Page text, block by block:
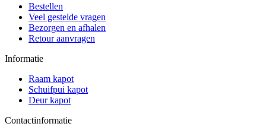
Bestellen
Veel gestelde vragen
Bezorgen en afhalen
Retour aanvragen
Informatie
Raam kapot
Schuifpui kapot
Deur kapot
Contactinformatie